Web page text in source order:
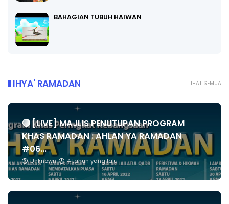
BAHAGIAN TUBUH HAIWAN
LIHAT SEMUA
IHYA' RAMADAN
🔴 [LIVE] MAJLIS PENUTUPAN PROGRAM
KHAS RAMADAN : AHLAN YA RAMADAN
#06...
Unknown 4 tahun yang lalu